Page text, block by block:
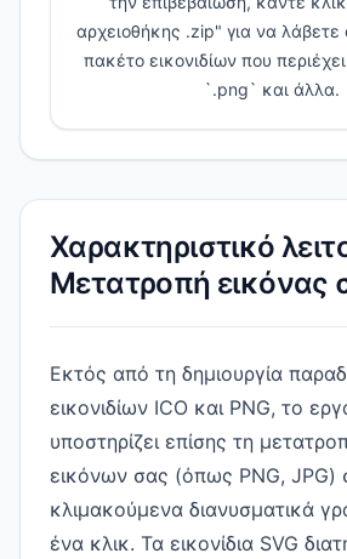
αρχειοθήκης .zip" για να
πακέτο εικονιδίων που
`.png` και άλλα.
Χαρακτηριστικό
Μετατροπή εικόνας
Εκτός από τη δημιουργία
εικονιδίων ICO και PNG, το
υποστηρίζει επίσης τη
εικόνων σας (όπως PNG, JPG)
κλιμακούμενα διανυσματικά
ένα κλικ. Τα εικονίδια SVG